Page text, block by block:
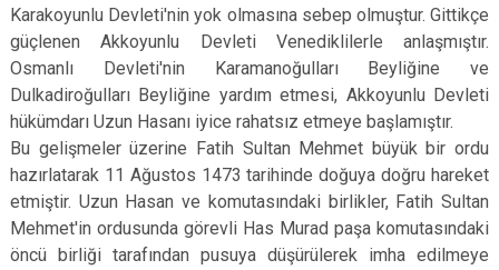
Refahiye
Tercan
Üzümlü
Karakoyunlu Devleti'nin yok olmasına sebep olmuştur. Gittikçe
güçlenen Akkoyunlu Devleti Venediklilerle anlaşmıştır.
Osmanlı Devleti'nin Karamanoğulları Beyliğine ve
Dulkadiroğulları Beyliğine yardım etmesi, Akkoyunlu Devleti
hükümdarı Uzun Hasanı iyice rahatsız etmeye başlamıştır.
Bu gelişmeler üzerine Fatih Sultan Mehmet büyük bir ordu
hazırlatarak 11 Ağustos 1473 tarihinde doğuya doğru hareket
etmiştir. Uzun Hasan ve komutasındaki birlikler, Fatih Sultan
Mehmet'in ordusunda görevli Has Murad paşa komutasındaki
öncü birliği tarafından pusuya düşürülerek imha edilmeye